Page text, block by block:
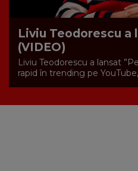
Liviu Teodorescu a
(VIDEO)
Liviu Teodorescu a lansat
rapid în trending pe